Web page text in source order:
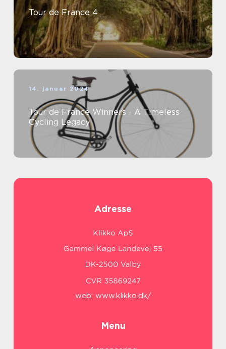
Tour de France 4
14. januar 2024
Tour de France Winners - A Timeless
Cycling Legacy
Adresse
web: www.klikko.dk/
Menu